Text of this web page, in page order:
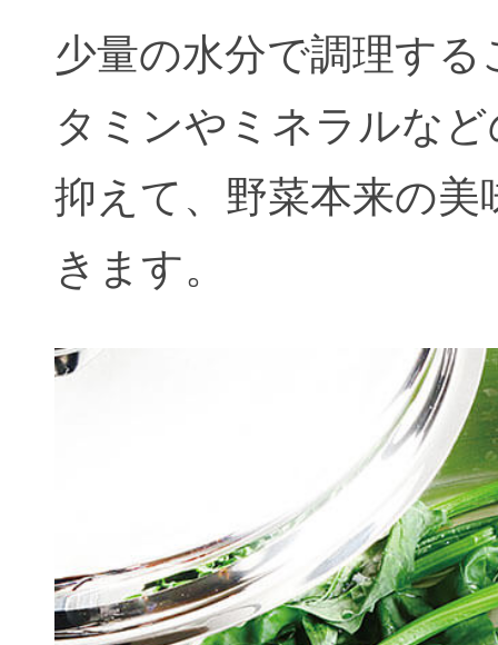
少量の水分で調理す
タミンやミネラルな
抑えて、野菜本来の
きます。